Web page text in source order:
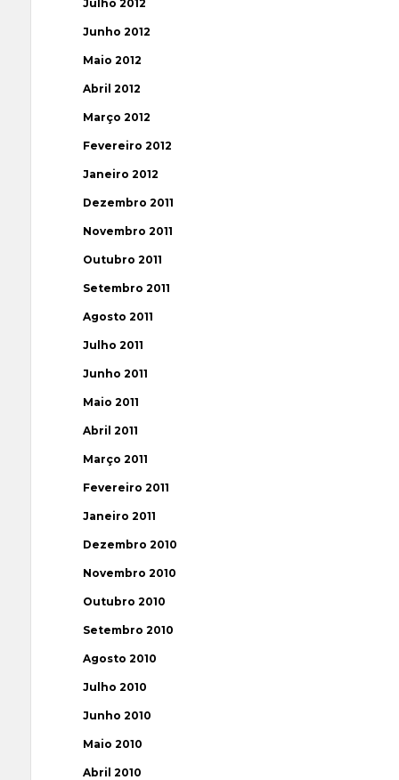
Julho 2012
Junho 2012
Maio 2012
Abril 2012
Março 2012
Fevereiro 2012
Janeiro 2012
Dezembro 2011
Novembro 2011
Outubro 2011
Setembro 2011
Agosto 2011
Julho 2011
Junho 2011
Maio 2011
Abril 2011
Março 2011
Fevereiro 2011
Janeiro 2011
Dezembro 2010
Novembro 2010
Outubro 2010
Setembro 2010
Agosto 2010
Julho 2010
Junho 2010
Maio 2010
Abril 2010